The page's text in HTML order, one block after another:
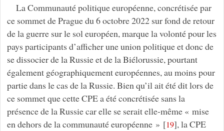
La Communauté politique européenne, concrétisée par
ce sommet de Prague du 6 octobre 2022 sur fond de retour
de la guerre sur le sol européen, marque la volonté pour les
pays participants d’afficher une union politique et donc de
se dissocier de la Russie et de la Biélorussie, pourtant
également géographiquement européennes, au moins pour
partie dans le cas de la Russie. Bien qu’il ait été dit lors de
ce sommet que cette CPE a été concrétisée sans la
présence de la Russie car elle se serait elle-même « mise
en dehors de la communauté européenne » [19], la CPE